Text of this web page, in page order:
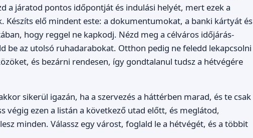
a járatod pontos időpontját és indulási helyét, mert ezek a
Készíts elő mindent este: a dokumentumokat, a banki kártyát és
hogy reggel ne kapkodj. Nézd meg a célváros időjárás-
be az utolsó ruhadarabokat. Otthon pedig ne feledd lekapcsolni
és bezárni rendesen, így gondtalanul tudsz a hétvégére
sikerül igazán, ha a szervezés a háttérben marad, és te csak
végig ezen a listán a következő utad előtt, és meglátod,
minden. Válassz egy várost, foglald le a hétvégét, és a többit